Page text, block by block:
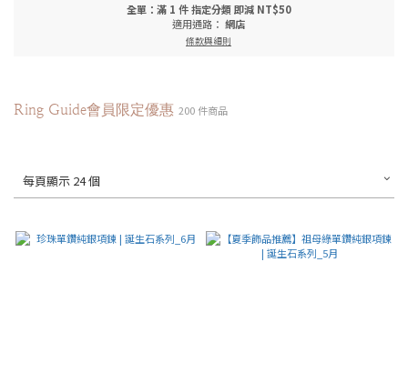
全單：滿 1 件 指定分類 即減 NT$50
適用通路： 網店
條款與細則
Ring Guide會員限定優惠 200 件商品
每頁顯示 24 個